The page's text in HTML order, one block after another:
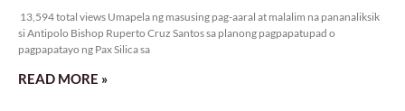
13,594 total views Umapela ng masusing pag-aaral at malalim na pananaliksik
si Antipolo Bishop Ruperto Cruz Santos sa planong pagpapatupad o
pagpapatayo ng Pax Silica sa
READ MORE »